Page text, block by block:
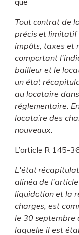
que
Tout contrat de
précis et limitatif
impôts, taxes et
comportant
bailleur et le
un état
au locataire
réglementaire.
locataire des
nouveaux.
L’article R 145-
L'état
alinéa de
liquidation et la
charges, est
le 30 septembre
laquelle il est